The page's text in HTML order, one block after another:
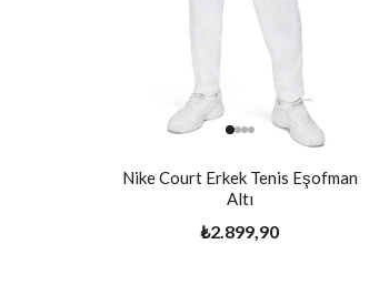
Nike Court Erkek Tenis Eşofman
Altı
₺2.899,90